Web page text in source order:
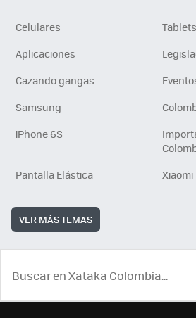
Celulares
Tablets
Aplicaciones
Cazando gangas
Samsung
iPhone 6S
Pantalla Elástica
Xiaomi
VER MÁS TEMAS